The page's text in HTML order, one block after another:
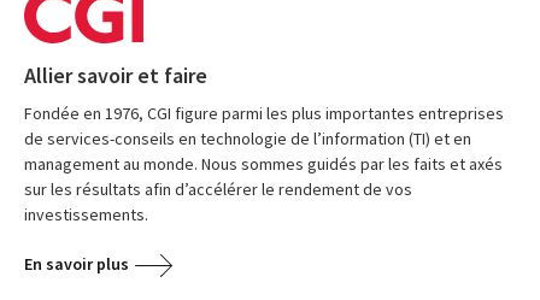
Allier savoir et faire
Fondée en 1976, CGI figure parmi les plus importantes entreprises
de services-conseils en technologie de l’information (TI) et en
management au monde. Nous sommes guidés par les faits et axés
sur les résultats afin d’accélérer le rendement de vos
investissements.
En savoir plus